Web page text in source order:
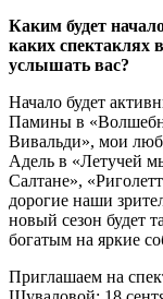
Каким будет
каких спектаклях
услышать вас?
Начало будет
Памины в
Вивальди», мои
Адель в «Летучей
Салтане»,
дорогие наши
новый сезон будет
богатым на яркие
Приглашаем на